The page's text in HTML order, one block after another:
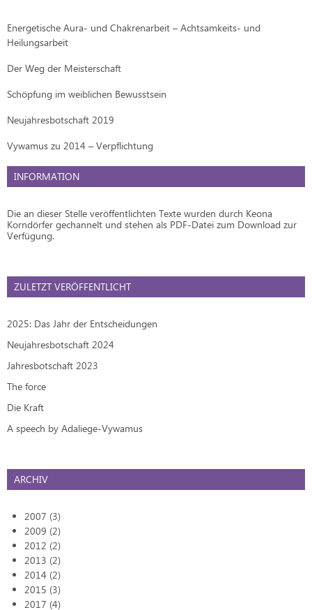
Energetische Aura- und Chakrenarbeit – Achtsamkeits- und
Heilungsarbeit
Der Weg der Meisterschaft
Schöpfung im weiblichen Bewusstsein
Neujahresbotschaft 2019
Vywamus zu 2014 – Verpflichtung
INFORMATION
Die an dieser Stelle veröffentlichten Texte wurden durch Keona
Korndörfer gechannelt und stehen als PDF-Datei zum Download zur
Verfügung.
ZULETZT VERÖFFENTLICHT
2025: Das Jahr der Entscheidungen
Neujahresbotschaft 2024
Jahresbotschaft 2023
The force
Die Kraft
A speech by Adaliege-Vywamus
ARCHIV
2007 (3)
2009 (2)
2012 (2)
2013 (2)
2014 (2)
2015 (3)
2017 (4)